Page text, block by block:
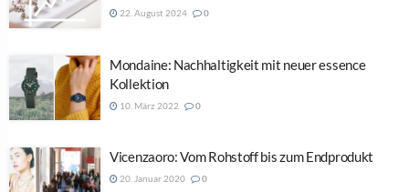
22. August 2024 0
Mondaine: Nachhaltigkeit mit neuer essence
Kollektion
10. März 2022 0
Vicenzaoro: Vom Rohstoff bis zum Endprodukt
20. Januar 2020 0